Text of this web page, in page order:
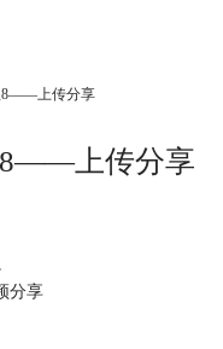
8——上传分享
8——上传分享